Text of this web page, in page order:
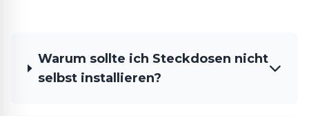
Warum sollte ich Steckdosen nicht
selbst installieren?